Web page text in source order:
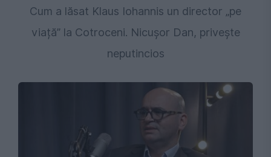
Cum a lăsat Klaus Iohannis un director „pe
viață” la Cotroceni. Nicușor Dan, privește
neputincios